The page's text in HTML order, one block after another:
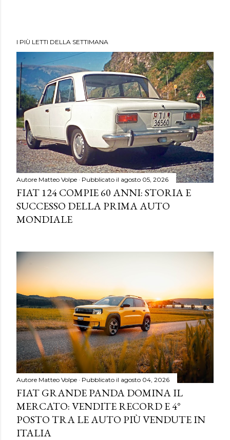
I PIÙ LETTI DELLA SETTIMANA
Autore Matteo Volpe Pubblicato il agosto 05, 2026
FIAT 124 COMPIE 60 ANNI: STORIA E
SUCCESSO DELLA PRIMA AUTO
MONDIALE
Autore Matteo Volpe Pubblicato il agosto 04, 2026
FIAT GRANDE PANDA DOMINA IL
MERCATO: VENDITE RECORD E 4°
POSTO TRA LE AUTO PIÙ VENDUTE IN
ITALIA